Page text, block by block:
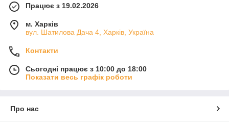
Працює з 19.02.2026
м. Харків
вул. Шатилова Дача 4, Харків, Україна
Контакти
Сьогодні працює з 10:00 до 18:00
Показати весь графік роботи
Про нас